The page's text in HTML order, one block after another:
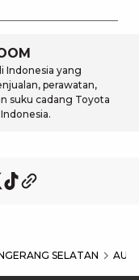
Indonesia yang
perawatan,
suku cadang Toyota
SELATAN